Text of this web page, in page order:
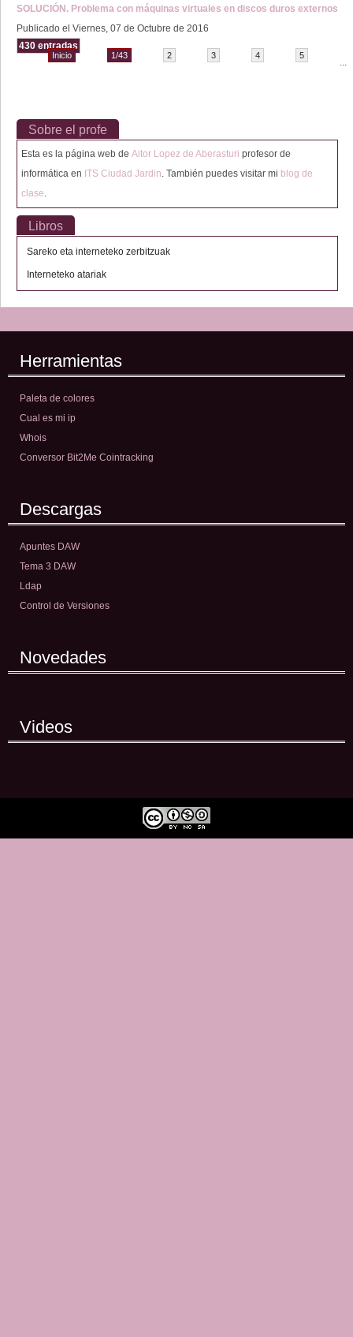
SOLUCIÓN. Problema con máquinas virtuales en discos duros externos
Publicado el Viernes, 07 de Octubre de 2016
430 entradas
Inicio 1/43 2 3 4 5
...
Sobre el profe
Esta es la página web de Aitor Lopez de Aberasturi profesor de
informática en ITS Ciudad Jardin. También puedes visitar mi blog de
clase.
Libros
Sareko eta interneteko zerbitzuak
Interneteko atariak
Herramientas
Paleta de colores
Cual es mi ip
Whois
Conversor Bit2Me Cointracking
Descargas
Apuntes DAW
Tema 3 DAW
Ldap
Control de Versiones
Novedades
Videos